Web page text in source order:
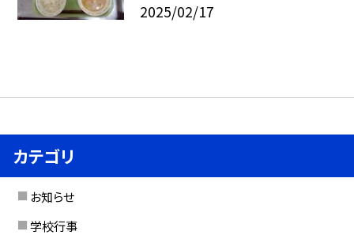
2025/02/17
カテゴリ
お知らせ
学校行事